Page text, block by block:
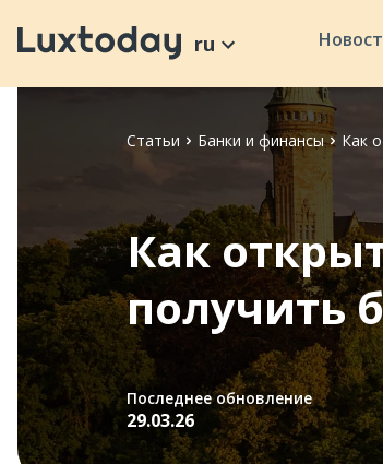
ru
Статьи Банки и финансы Как
Как
получить
Последнее обновление
29.03.26